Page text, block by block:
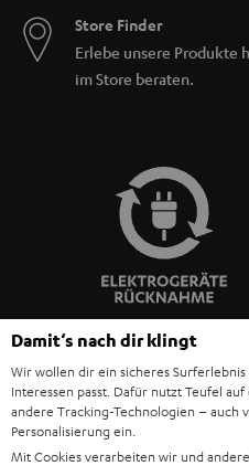
Store Finder
Erlebe unsere Produkte
im Store beraten.
BIS ZU
CHF 45
RABATT
Damit‘s nach dir klingt
Wir wollen dir ein sicheres
Interessen passt. Dafür nutzt Teufel
andere Tracking-Technologien – auch
Personalisierung ein.
Mit Cookies verarbeiten wir und